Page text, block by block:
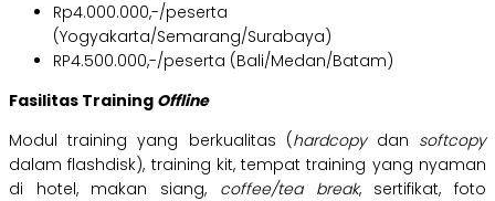
Rp4.000.000,-/peserta
(Yogyakarta/Semarang/Surabaya)
RP4.500.000,-/peserta (Bali/Medan/Batam)
Fasilitas Training Offline
Modul training yang berkualitas (hardcopydan softcopy
dalam flashdisk), training kit, tempat training yang nyaman
di hotel, makan siang, coffee/tea break, sertifikat, foto